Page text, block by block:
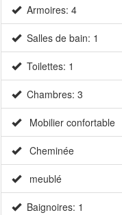
Armoires: 4
Salles de bain: 1
Toilettes: 1
Chambres: 3
Mobilier confortable
Cheminée
meublé
Baignoires: 1